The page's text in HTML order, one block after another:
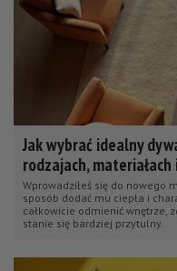
Jak wybrać idealny
rodzajach,
Wprowadziłeś się do nowego
sposób dodać mu ciepła i
całkowicie odmienić wnętrze,
stanie się bardziej przytulny.